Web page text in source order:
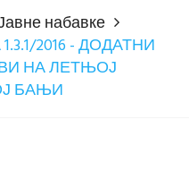
набавке
2016 - ДОДАТНИ
НА ЛЕТЊОЈ
БАЊИ